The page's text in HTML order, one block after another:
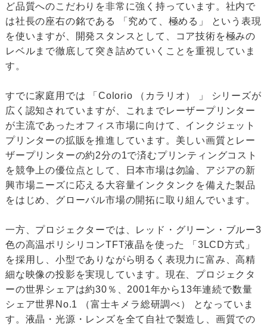
ど品質へのこだわりを非常に強く持っています。社内で
は社長の座右の銘である 「究めて、極める」 という表現
を使いますが、開発スタンスとして、コア技術を極みの
レベルまで徹底して突き詰めていくことを重視していま
す。
すでに家庭用では 「Colorio （カラリオ） 」 シリーズが
広く認知されていますが、これまでレーザープリンター
が主流であったオフィス市場に向けて、インクジェット
プリンターの拡販を推進しています。美しい画質とレー
ザープリンターの約2分の1で済むプリンティングコスト
を競争上の優位点として、日本市場は勿論、アジアの新
興市場ニーズに応える大容量インクタンクを備えた製品
をはじめ、グローバル市場の開拓に取り組んでいます。
一方、プロジェクターでは、レッド・グリーン・ブルー3
色の高温ポリシリコンTFT液晶を使った 「3LCD方式」
を採用し、小型でありながら明るく表現力に富み、高精
細な映像の投影を実現しています。現在、プロジェクタ
ーの世界シェアは約30％、2001年から13年連続で数量
シェア世界No.1 （富士キメラ総研調べ） となっていま
す。液晶・光源・レンズを全て自社で製造し、画質での